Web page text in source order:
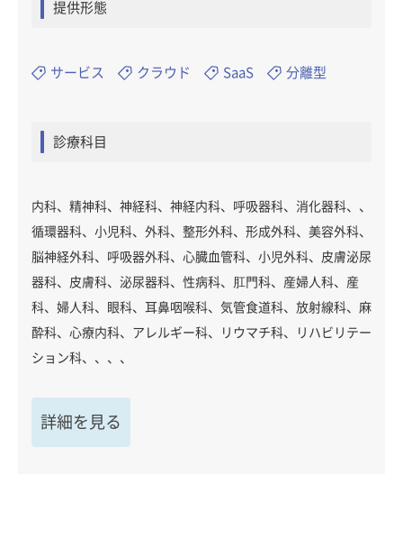
提供形態
サービス クラウド SaaS 分離型
診療科目
内科、精神科、神経科、神経内科、呼吸器科、消化器科、、
循環器科、小児科、外科、整形外科、形成外科、美容外科、
脳神経外科、呼吸器外科、心臓血管科、小児外科、皮膚泌尿
器科、皮膚科、泌尿器科、性病科、肛門科、産婦人科、産
科、婦人科、眼科、耳鼻咽喉科、気管食道科、放射線科、麻
酔科、心療内科、アレルギー科、リウマチ科、リハビリテー
ション科、、、、
詳細を見る